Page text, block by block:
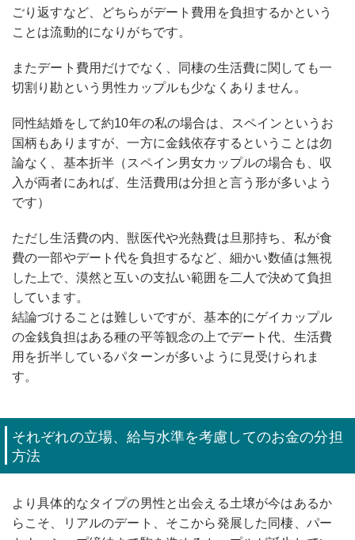
ごり返すなど、どちらがデート費用を負担するかという
ことは流動的になりがちです。
またデート費用だけでなく、同棲の生活費に関しても一
切割り勘という男性カップルも少なくありません。
同性結婚をして約10年の私の場合は、スペインというお
国柄もありますが、一方に金銭依存するということは勿
論なく、基本折半（スペイン男女カップルの場合も、収
入が両者にあれば、生活費用は分担と言う形が多いよう
です）
ただし生活費の内、獣医代や光熱費は旦那持ち、私が食
費の一部やデート代を負担するなど、細かい数値は無視
した上で、漠然と互いの支払い範囲を二人で決めて負担
しています。
結論づけることは難しいですが、基本的にゲイカップル
の金銭負担はある種の平等観念の上でデート代、生活費
用を折半しているパターンが多いように見受けられま
す。
それぞれの立場、給与水準を考慮してのお金の分担
方法
より具体的なタイプの男性と出会える土壌が今はあるか
らこそ、リアルのデート、そこから発展した同棲、パー